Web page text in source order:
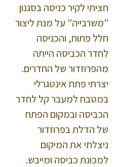
חציתי לקיר כניסה בסגנון
"משרבייה" על מנת ליצור
חלל פתוח, והכניסה
לחדר הכביסה הייתה
מהפרוזדור של החדרים.
יצרתי פתח אינטגרלי
במטבח למעבר קל לחדר
הכביסה ובמקום הפתח
של הדלת בפרוזדור
ניצלתי את המיקום
למכונת כביסה ומייבש.